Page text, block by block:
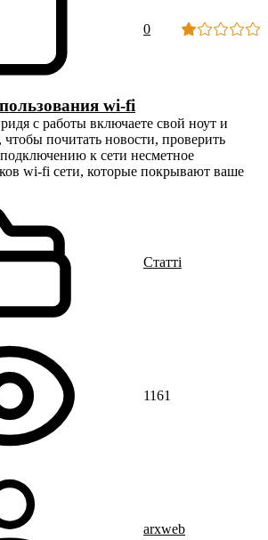
0
wi-fi
с работы включаете свой ноут и
чтобы почитать новости, проверить
к сети несметное
wi-fi сети, которые покрывают ваше
Статті
1161
arxweb